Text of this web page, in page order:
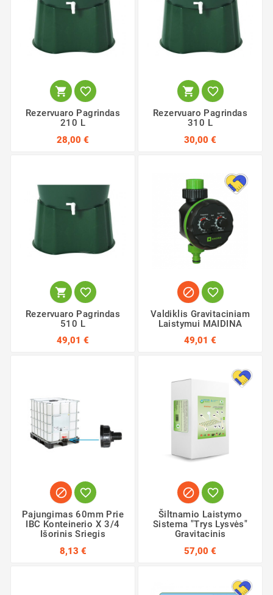
 
Rezervuaro Pagrindas
210 L
28,00 €
 
Rezervuaro Pagrindas
310 L
30,00 €
 
Rezervuaro Pagrindas
510 L
49,01 €
 
Valdiklis Gravitaciniam
Laistymui MAIDINA
49,01 €
 
Pajungimas 60mm Prie
IBC Konteinerio X 3/4
Išorinis Sriegis
8,13 €
 
Šiltnamio Laistymo
Sistema "Trys Lysvės"
Gravitacinis
57,00 €